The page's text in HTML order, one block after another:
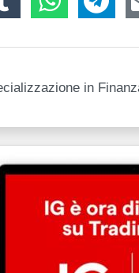
in